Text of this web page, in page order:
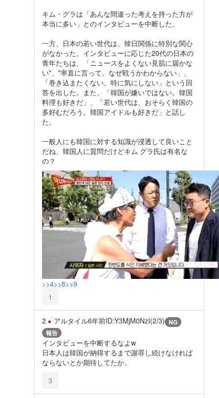
キム・グラは「あんな間違った考えを持った方が
本当に多い」とのインタビューを中断した。
一方、日本の若い世代は、韓日関係に特別な関心
がなかった。インタビューに応じた20代の日本の
青年たちは、「ニュースをよくない見肌に届かな
い"、"率直に言って、なぜ戦うかわからない」、
「巻き込またくない。特に気にしない」という回
答を出した。また、「韓国が嫌いではない。韓国
料理も好きだ」、「若い世代は、おそらく韓国の
多好むだろう。韓国アイドルも好きだ」と話し
た。
一般人にも韓国に対する知識が浸透して良いこと
だね、韓国人に質問だけどキム グラ氏は有名な
の？
>>4>>8>>9
1
2 アルタイル6年前ID:Y3MjM0NzI(2/3) NG
報告
インタビューを中断するなよw
日本人は韓国が納得するまで謝罪し続けなければ
ならないとか期待してたか。
3